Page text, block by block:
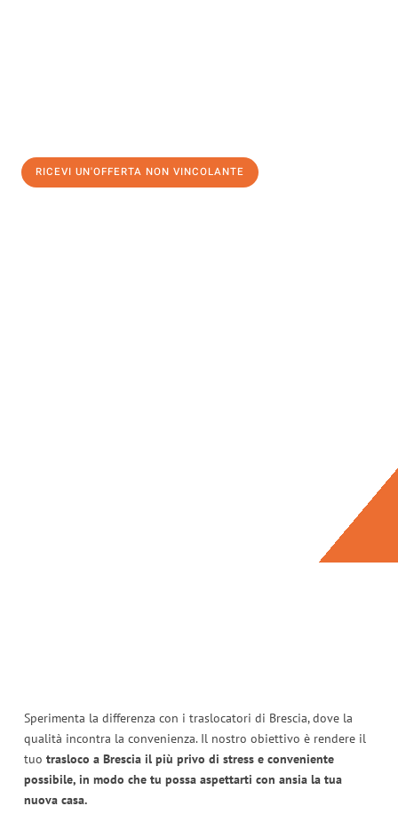
RICEVI UN'OFFERTA NON VINCOLANTE
Sperimenta la differenza con i traslocatori di Brescia, dove la
qualità incontra la convenienza. Il nostro obiettivo è rendere il
tuo trasloco a Brescia il più privo di stress e conveniente
possibile, in modo che tu possa aspettarti con ansia la tua
nuova casa.